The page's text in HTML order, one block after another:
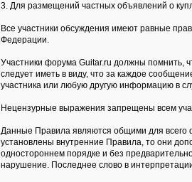
3. Для размещений частных объявлений о
Все участники обсуждения имеют равные
Федерации.
Участники форума Guitar.ru должны помнить,
следует иметь в виду, что за каждое
участника или любую другую информацию в
Нецензурные выражения запрещены всем
Данные Правила являются общими для всего
установлены внутренние Правила, то они
одностороннем порядке и без
нарушение. Последнее слово в